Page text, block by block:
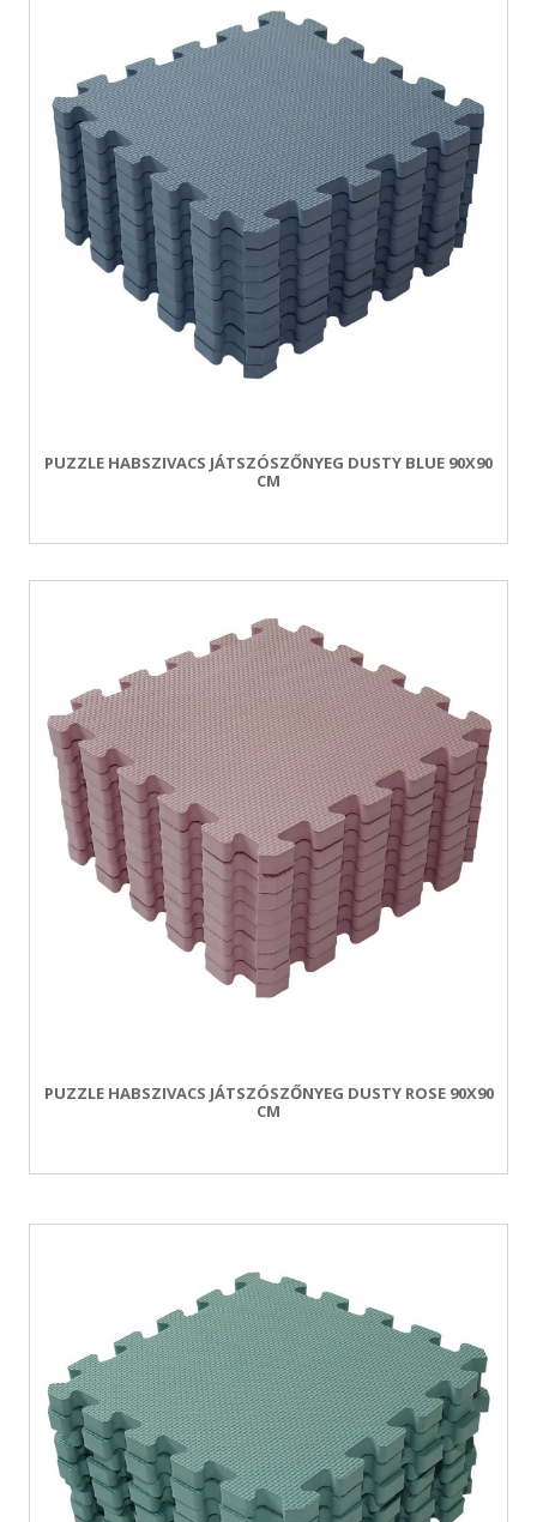
PUZZLE HABSZIVACS JÁTSZÓSZŐNYEG DUSTY BLUE 90X90
CM
PUZZLE HABSZIVACS JÁTSZÓSZŐNYEG DUSTY ROSE 90X90
CM